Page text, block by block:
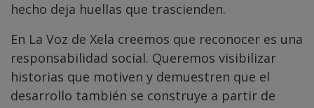
hecho deja huellas que trascienden.
En La Voz de Xela creemos que reconocer es una
responsabilidad social. Queremos visibilizar
historias que motiven y demuestren que el
desarrollo también se construye a partir de